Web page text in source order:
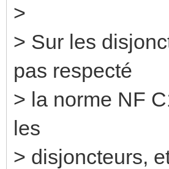
>
> Sur les
pas respecté
> la norme NF
les
> disjoncteurs,